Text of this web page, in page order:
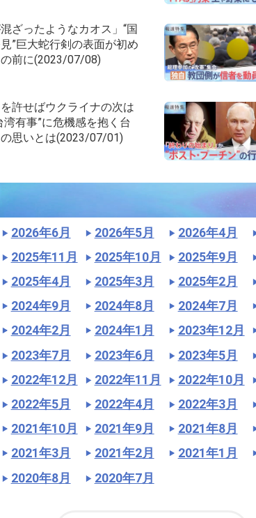
混ざったようなカオス」“国
”巨大蛇行剣の表面が初め
前に(2023/07/08)
を許せばウクライナの次は
湾有事”に危機感を抱く台
思いとは(2023/07/01)
2026年6月 2026年5月 2026年4月
2025年11月 2025年10月 2025年9月
2025年4月 2025年3月 2025年2月
2024年9月 2024年8月 2024年7月
2024年2月 2024年1月 2023年12月
2023年7月 2023年6月 2023年5月
2022年12月 2022年11月 2022年10月
2022年5月 2022年4月 2022年3月
2021年10月 2021年9月 2021年8月
2021年3月 2021年2月 2021年1月
2020年8月 2020年7月